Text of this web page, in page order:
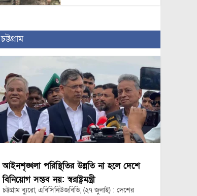
চট্টগ্রাম
আইনশৃঙ্খলা পরিস্থিতির উন্নতি না হলে দেশে
বিনিয়োগ সম্ভব নয়: স্বরাষ্ট্রমন্ত্রী
চট্টগ্রাম ব্যুরো, এবিসিনিউজবিডি, (২৭ জুলাই) : দেশের